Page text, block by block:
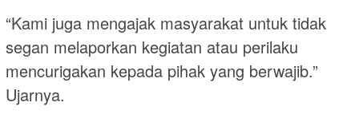
“Kami juga mengajak masyarakat untuk tidak
segan melaporkan kegiatan atau perilaku
mencurigakan kepada pihak yang berwajib.”
Ujarnya.